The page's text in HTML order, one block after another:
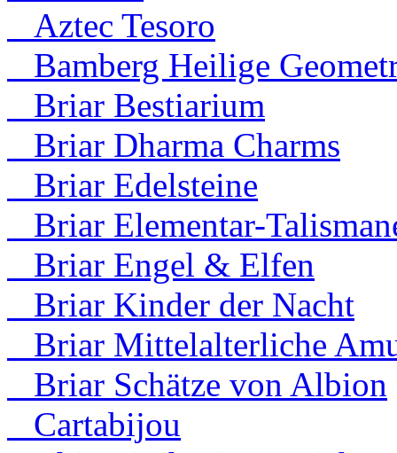
Aztec Tesoro
Bamberg Heilige
Briar Bestiarium
Briar Dharma Charms
Briar Edelsteine
Briar Elementar-
Briar Engel & Elfen
Briar Kinder der Nacht
Briar Mittelalterliche
Briar Schätze von Albion
Cartabijou